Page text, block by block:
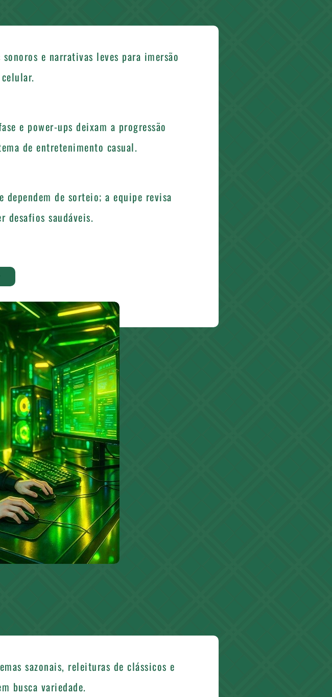
e narrativas leves para imersão
e power-ups deixam a progressão
de entretenimento casual.
dependem de sorteio; a equipe revisa
desafios saudáveis.
sazonais, releituras de clássicos e
busca variedade.